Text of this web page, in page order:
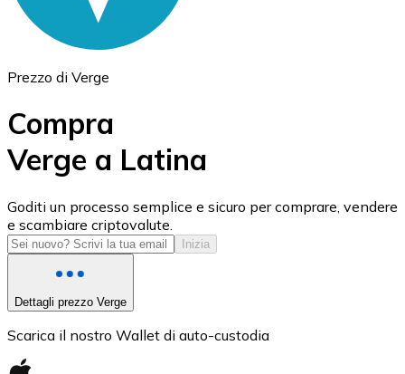
USD Coin
USDC
Prezzo di Verge
Compra
Verge a Latina
Goditi un processo semplice e sicuro per comprare, vendere
e scambiare criptovalute.
Inizia
Dettagli prezzo Verge
Scarica il nostro Wallet di auto-custodia